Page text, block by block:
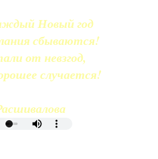
Новый год
сбываются!
от невзгод,
случается!